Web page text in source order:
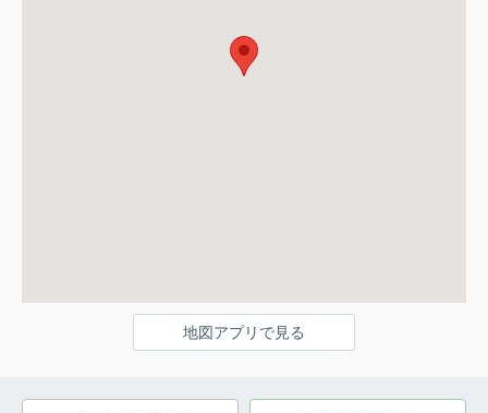
地図アプリで見る